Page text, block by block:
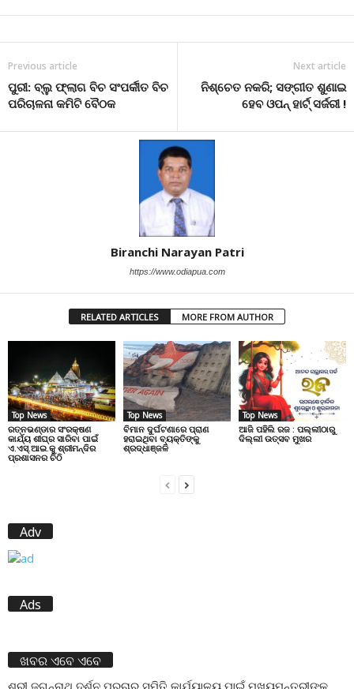
Previous article
ପୁରୀ: ବ୍ଲୁ ଫ୍ଲାଗ ବିଚ ସଂପର୍କୀତ ବିଚ
ପରିଚାଳନା କମିଟି ବୈଠକ
Next article
ନିଶ୍ଚେତ ନକରି; ସଙ୍ଗୀତ ଶୁଣାଇ
ହେବ ଓପନ୍ ହାର୍ଟ୍ ସର୍ଜରୀ !
Biranchi Narayan Patri
https://www.odiapua.com
RELATED ARTICLES MORE FROM AUTHOR
Top News
ରତ୍ନଭଣ୍ଡାର ସଂରକ୍ଷଣ
କାର୍ଯ୍ୟ ଶୀଘ୍ର ସାରିବା ପାଇଁ
ଏ.ଏସ୍.ଆଇ.କୁ ଶ୍ରୀମନ୍ଦିର
ପ୍ରଶାସନର ଚିଠି
Top News
ବିମାନ ଦୁର୍ଘଟଣାରେ ପ୍ରାଣ
ହରାଇଥିବା ବ୍ୟକ୍ତିଙ୍କୁ
ଶ୍ରଦ୍ଧାଞ୍ଜଳି
Top News
ଆଜି ପହିଲି ରଜ : ପଲ୍ଲୀଠାରୁ
ଦିଲ୍ଲୀ ଉତ୍ସବ ମୁଖର
Adv
Ads
ଖବର ଏବେ ଏବେ